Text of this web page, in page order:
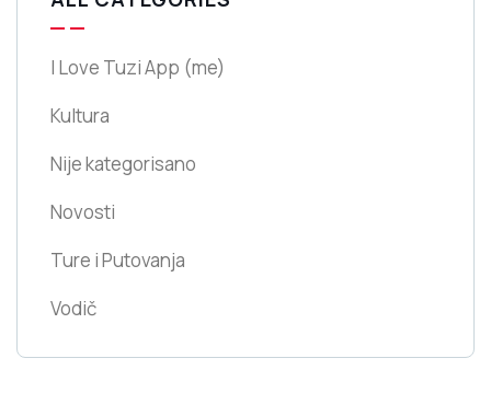
I Love Tuzi App (me)
Kultura
Nije kategorisano
Novosti
Ture i Putovanja
Vodič